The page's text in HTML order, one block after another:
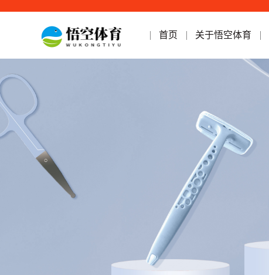
首页 关于悟空体育